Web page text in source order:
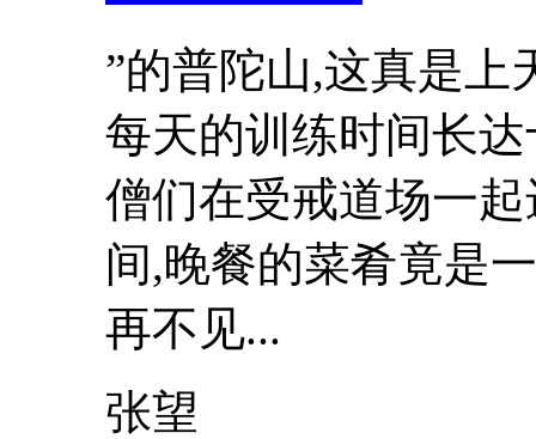
”的普陀山,这真是
每天的训练时间长
僧们在受戒道场一
间,晚餐的菜肴竟是
再不见...
张望